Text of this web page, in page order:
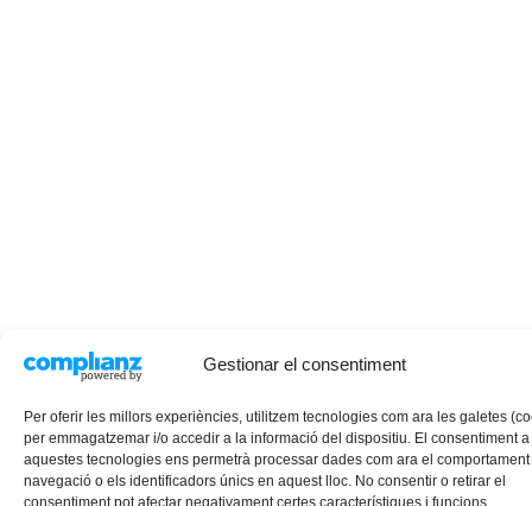
Gestionar el consentiment
Per oferir les millors experiències, utilitzem tecnologies com ara les galetes
per emmagatzemar i/o accedir a la informació del dispositiu. El consentiment a
aquestes tecnologies ens permetrà processar dades com ara el
navegació o els identificadors únics en aquest lloc. No consentir o retirar el
consentiment pot afectar negativament certes característiques i funcions.